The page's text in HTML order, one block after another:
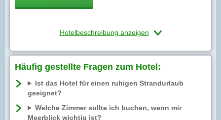
Hotelbeschreibung anzeigen
Häufig gestellte Fragen zum Hotel:
Ist das Hotel für einen ruhigen Strandurlaub
geeignet?
Welche Zimmer sollte ich buchen, wenn mir
Meerblick wichtig ist?